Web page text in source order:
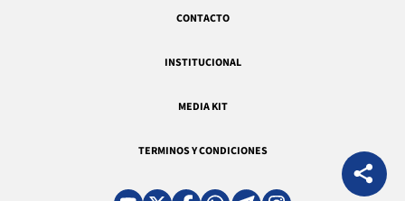
CONTACTO
INSTITUCIONAL
MEDIA KIT
TERMINOS Y CONDICIONES